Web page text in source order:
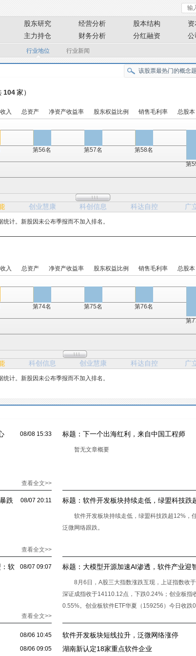
股东研究 经营分析 股本结构
主力持仓 财务分析 分红融资 公
行业地位 行业新闻
104家）
入 总资产 净资产收益率 股东权益比例 销售毛利率
总股本
创业慧康 科创信息 科达自控 广
第56名 第57名 第58名
第
计。新股因未公布季报而不加入排名。
入 总资产 净资产收益率 股东权益比例 销售毛利率
总股本
科创信息 创业慧康 科达自控 广
第74名 第75名 第76名
第
计。新股因未公布季报而不加入排名。
08/08 15:33
查看全文>>
标题： 下一个出海红利，来自中国工程师
暂无文章概要
08/07 20:11
跌
查看全文>>
标题： 软件开发板块持续走低，绿盟科技跌
软件开发板块持续走低，绿盟科技跌超12%，
泛微网络跟跌。
08/07 09:07
软
查看全文>>
标题： 大模型开源加速AI渗透，软件产业迎
8月6日，A股三大指数涨跌互现，上证指数收
深证成指收于14110.12点，下跌0.24%；创业板指
0.55%。创业板软件ETF华夏（159256）今日收跌
08/06 10:45 软件开发板块短线拉升，泛微网络涨停
08/06 09:05 湖南新认定18家重点软件企业